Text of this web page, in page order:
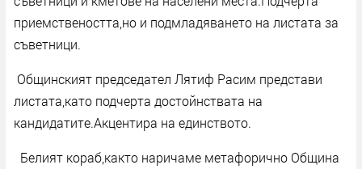
приемствеността,но и подмладяването на листата за
съветници.
Общинският председател Лятиф Расим представи
листата,като подчерта достойнствата на
кандидатите.Акцентира на единството.
Белият кораб,както наричаме метафорично Община